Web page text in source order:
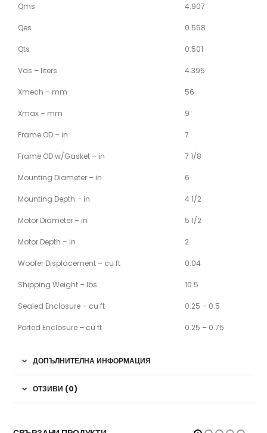
Qms 4.907
Qes 0.558
Qts 0.501
Vas – liters 4.395
Xmech – mm 56
Xmax – mm 9
Frame OD – in 7
Frame OD w/Gasket – in 7 1/8
Mounting Diameter – in 6
Mounting Depth – in 4 1/2
Motor Diameter – in 5 1/2
Motor Depth – in 2
Woofer Displacement – cu ft 0.04
Shipping Weight – lbs 10.5
Sealed Enclosure – cu ft 0.25 – 0.5
Ported Enclosure – cu ft 0.25 – 0.75
ДОПЪЛНИТЕЛНА ИНФОРМАЦИЯ
ОТЗИВИ (0)